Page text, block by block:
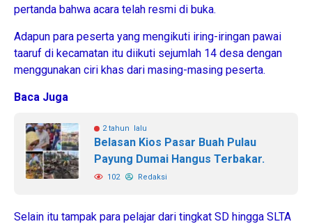
pertanda bahwa acara telah resmi di buka.
Adapun para peserta yang mengikuti iring-iringan pawai
taaruf di kecamatan itu diikuti sejumlah 14 desa dengan
menggunakan ciri khas dari masing-masing peserta.
Baca Juga
2 tahun lalu
Belasan Kios Pasar Buah Pulau
Payung Dumai Hangus Terbakar.
102 Redaksi
Selain itu tampak para pelajar dari tingkat SD hingga SLTA